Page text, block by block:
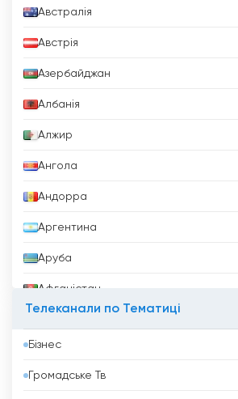
Австралія
Австрія
Азербайджан
Албанія
Алжир
Ангола
Андорра
Аргентина
Аруба
Афганістан
Барбадос
Бахрейн
Телеканали по Тематиці
Бізнес
Громадське Тв